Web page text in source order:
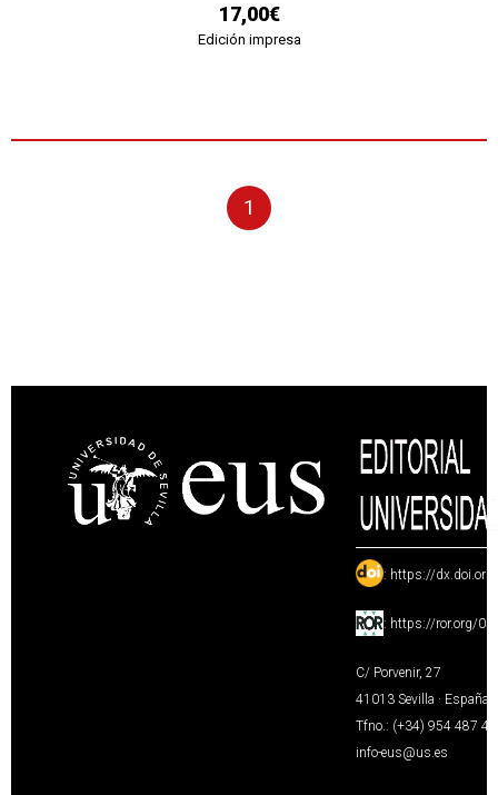
17,00€
Edición impresa
1
: https://
: https://ror.org/
C/ Porvenir, 27
41013 Sevilla · España
Tfno.: (+34) 954 487
info-eus@us.es